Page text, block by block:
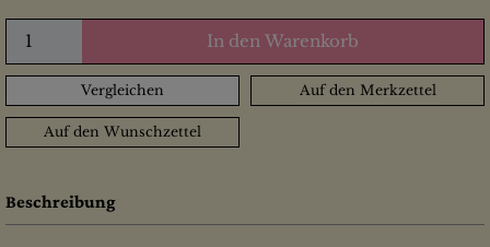
In den Warenkorb
Vergleichen Auf den Merkzettel
Auf den Wunschzettel
Beschreibung